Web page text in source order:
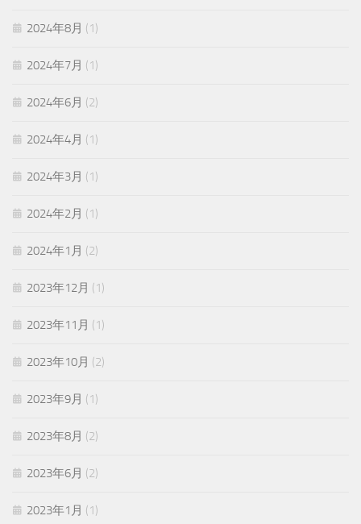
2024年8月 (1)
2024年7月 (1)
2024年6月 (2)
2024年4月 (1)
2024年3月 (1)
2024年2月 (1)
2024年1月 (2)
2023年12月 (1)
2023年11月 (1)
2023年10月 (2)
2023年9月 (1)
2023年8月 (2)
2023年6月 (2)
2023年1月 (1)